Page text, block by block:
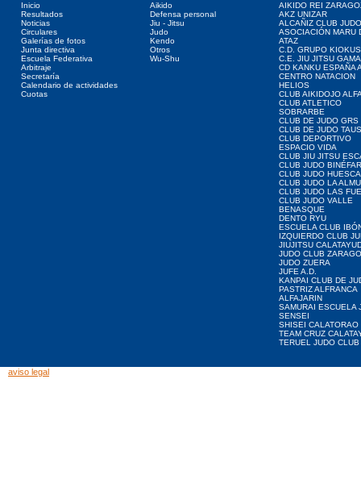
Inicio
Resultados
Noticias
Circulares
Galerías de fotos
Junta directiva
Escuela Federativa
Arbitraje
Secretaría
Calendario de actividades
Cuotas
Aikido
Defensa personal
Jiu - Jitsu
Judo
Kendo
Otros
Wu-Shu
AIKIDO REI
AKZ UNIZAR
ALCAÑIZ CLUB JUDO
ASOCIACIÓN MARU
ATAZ
C.D. GRUPO
C.E. JIU JITSU
CD KANKU ESPAÑA
CENTRO NATACION
HELIOS
CLUB AIKIDOJO
CLUB ATLETICO
SOBRARBE
CLUB DE JUDO GRS
CLUB DE JUDO
CLUB DEPORTIVO
ESPACIO VIDA
CLUB JIU JITSU
CLUB JUDO BINÉFAR
CLUB JUDO HUESCA
CLUB JUDO LA
CLUB JUDO LAS
CLUB JUDO VALLE
BENASQUE
DENTO RYU
ESCUELA CLUB
IZQUIERDO CLUB
JIUJITSU
JUDO CLUB
JUDO ZUERA
JUFE A.D.
KANPAI CLUB DE
PASTRIZ ALFRANCA
ALFAJARIN
SAMURAI ESCUELA
SENSEI
SHISEI CALATORAO
TEAM CRUZ
TERUEL JUDO CLUB
aviso legal